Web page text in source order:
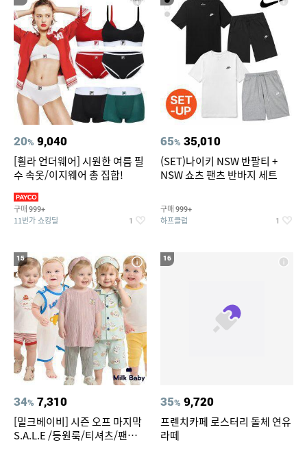
20% 9,040
[휠라 언더웨어] 시원한 여름 필
수 속옷/이지웨어 총 집합!
구매 999+
11번가 쇼킹딜 1
65% 35,010
(SET)나이키 NSW 반팔티 +
NSW 쇼츠 팬츠 반바지 세트
구매 999+
하프클럽 1
15
34% 7,310
[밀크베이비] 시즌 오프 마지막
S.A.L.E /등원룩/티셔츠/팬츠/
16
35% 9,720
프렌치카페 로스터리 돌체 연유
라떼